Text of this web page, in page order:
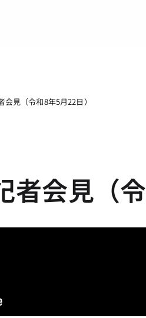
会見（令和8年5月22日）
者会見（